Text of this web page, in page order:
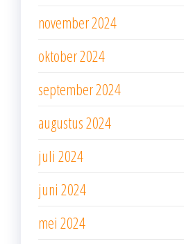
november 2024
oktober 2024
september 2024
augustus 2024
juli 2024
juni 2024
mei 2024